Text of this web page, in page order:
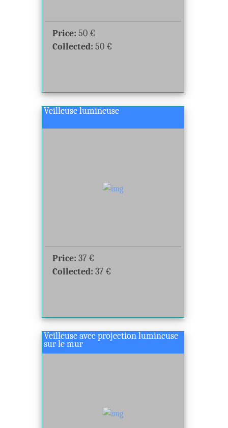
Price: 50 €
Collected: 50 €
Veilleuse lumineuse
Price: 37 €
Collected: 37 €
Veilleuse avec projection lumineuse
sur le mur